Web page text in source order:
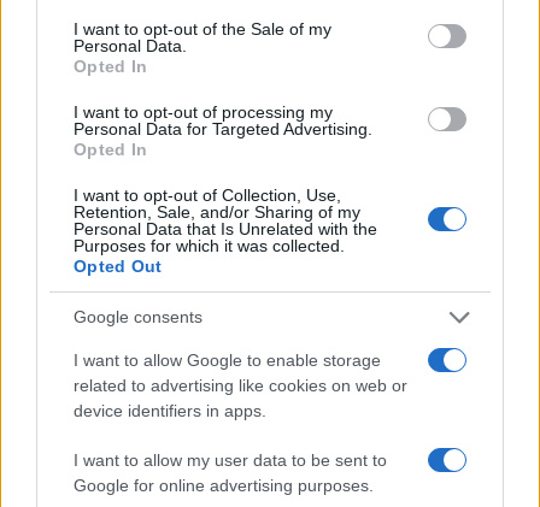
consent section.
I want to opt-out of the Sale of my
Personal Data.
Opted In
I want to opt-out of processing my
Personal Data for Targeted Advertising.
Opted In
I want to opt-out of Collection, Use,
Retention, Sale, and/or Sharing of my
Personal Data that Is Unrelated with the
Purposes for which it was collected.
Opted Out
Google consents
I want to allow Google to enable storage
related to advertising like cookies on web or
device identifiers in apps.
I want to allow my user data to be sent to
Google for online advertising purposes.
GalluraOggi.it
Inviaci le tue segnalazioni,
Su WhatsApp al numero +39
345 356 7512
Ricevi le nostre ultime news